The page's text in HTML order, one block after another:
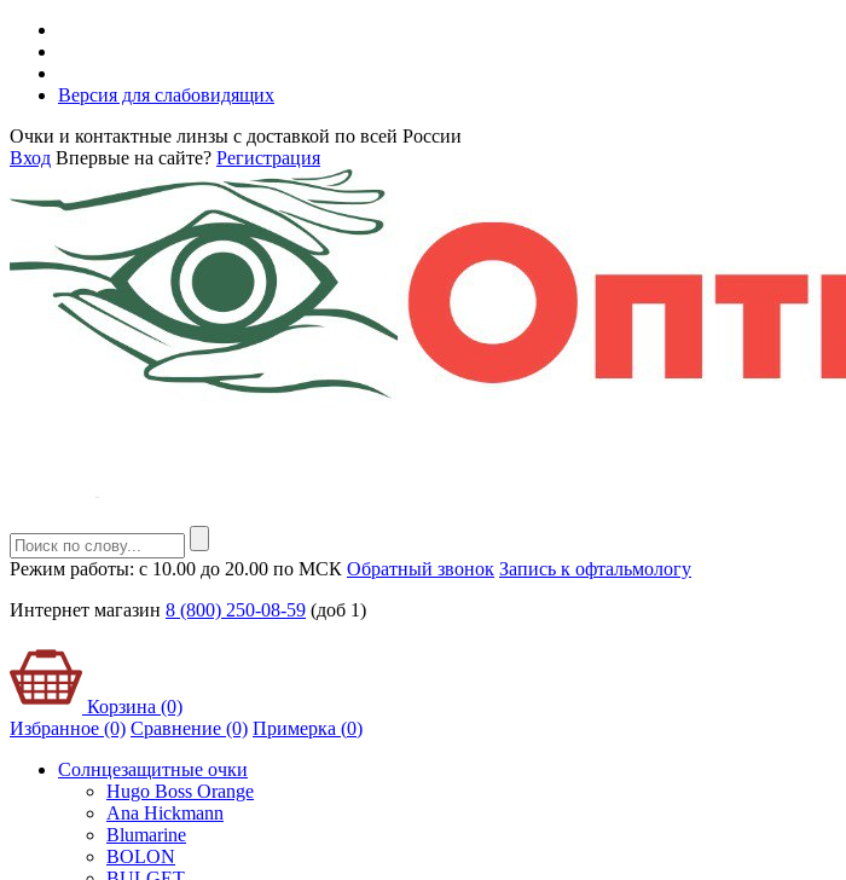
Версия для слабовидящих
Очки и контактные линзы с доставкой по всей России
Вход Впервые на сайте? Регистрация
Режим работы: с 10.00 до 20.00 по МСК Обратный звонок Запись к офтальмологу
Интернет магазин 8 (800) 250-08-59 (доб 1)
Корзина (0)
Избранное (0) Сравнение (0) Примерка (0)
Солнцезащитные очки
Hugo Boss Orange
Ana Hickmann
Blumarine
BOLON